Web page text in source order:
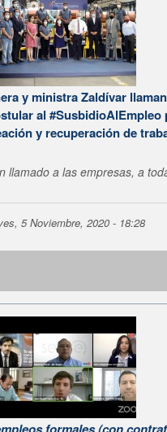
y ministra Zaldívar
al #SusbidioAlEmpleo
y recuperación de
llamado a las empresas, a
5 Noviembre, 2020 - 18:28